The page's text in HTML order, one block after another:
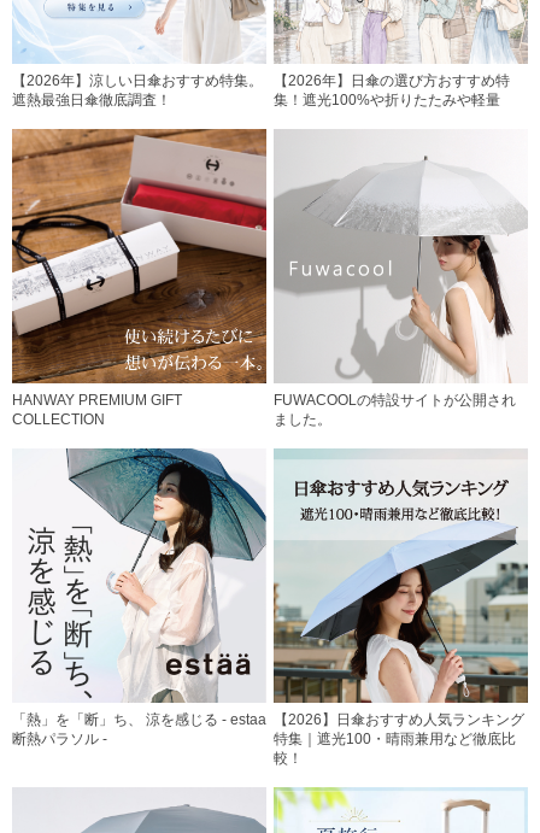
【2026年】涼しい日傘おすすめ特集。
遮熱最強日傘徹底調査！
【2026年】日傘の選び方おすすめ特
集！遮光100%や折りたたみや軽量
HANWAY PREMIUM GIFT
COLLECTION
FUWACOOLの特設サイトが公開され
ました。
「熱」を「断」ち、 涼を感じる - estaa
断熱パラソル -
【2026】日傘おすすめ人気ランキング
特集｜遮光100・晴雨兼用など徹底比
較！